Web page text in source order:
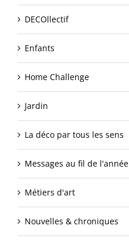
DECOllectif
Enfants
Home Challenge
Jardin
La déco par tous les sens
Messages au fil de l'année
Métiers d'art
Nouvelles & chroniques